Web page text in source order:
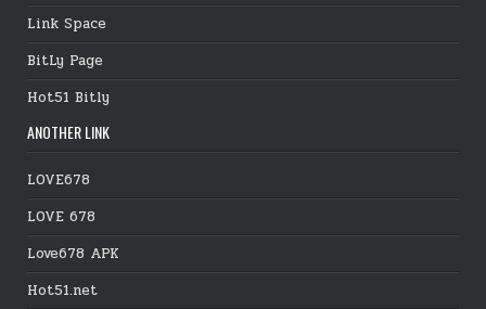
Link Space
BitLy Page
Hot51 Bitly
ANOTHER LINK
LOVE678
LOVE 678
Love678 APK
Hot51.net